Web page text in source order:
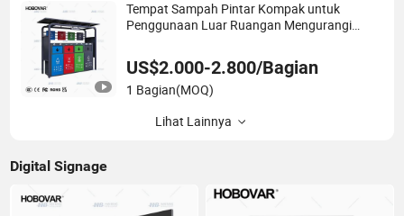
Tempat Sampah Pintar Kompak untuk
Penggunaan Luar Ruangan Mengurangi
US$2.000-2.800/Bagian
1 Bagian(MOQ)
Lihat Lainnya
Digital Signage